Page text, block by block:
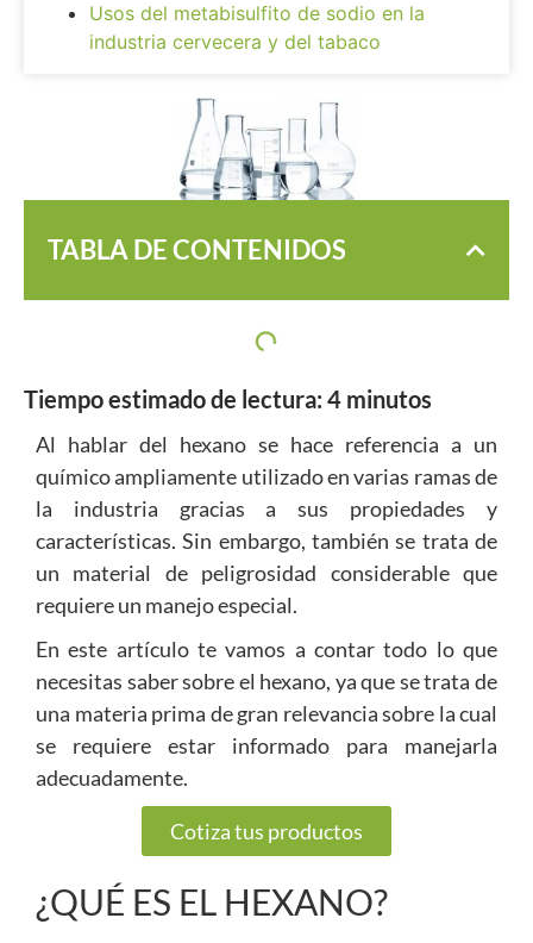
TABLA DE CONTENIDOS
Tiempo estimado de lectura: 4 minutos
Al hablar del hexano se hace referencia a un
químico ampliamente utilizado en varias ramas de
la industria gracias a sus propiedades y
características. Sin embargo, también se trata de
un material de peligrosidad considerable que
requiere un manejo especial.
En este artículo te vamos a contar todo lo que
necesitas saber sobre el hexano, ya que se trata de
una materia prima de gran relevancia sobre la cual
se requiere estar informado para manejarla
adecuadamente.
Cotiza tus productos
¿QUÉ ES EL HEXANO?
Usos del metabisulfito de sodio en la
industria cervecera y del tabaco